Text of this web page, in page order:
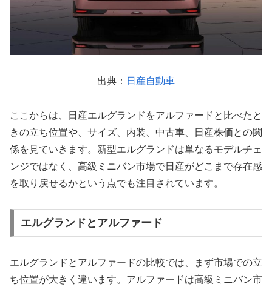
出典： 日産自動車
ここからは、日産エルグランドをアルファードと比べたと
きの立ち位置や、サイズ、内装、中古車、日産株価との関
係を見ていきます。新型エルグランドは単なるモデルチェ
ンジではなく、高級ミニバン市場で日産がどこまで存在感
を取り戻せるかという点でも注目されています。
エルグランドとアルファード
エルグランドとアルファードの比較では、まず市場での立
ち位置が大きく違います。アルファードは高級ミニバン市